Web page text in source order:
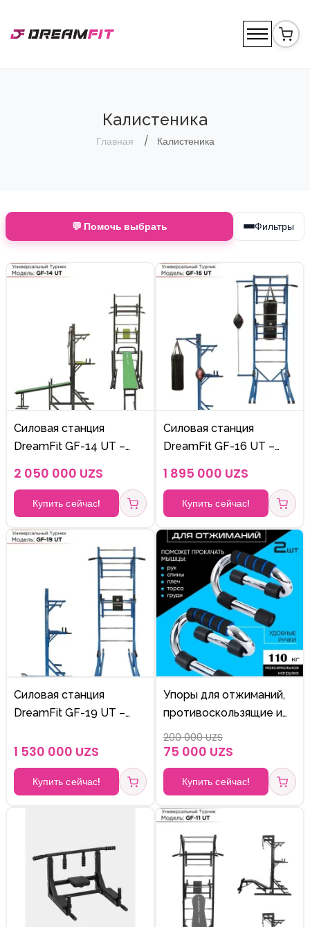
Калистеника
Главная Калистеника
💬 Помочь выбрать Фильтры
Силовая станция
DreamFit GF-14 UT –
шведская стенка и
скамья для дома
2 050 000 UZS
Купить сейчас!
Силовая станция
DreamFit GF-16 UT –
боксерская груша для
дома
1 895 000 UZS
Купить сейчас!
Силовая станция
DreamFit GF-19 UT –
шведская стенка для
дома
1 530 000 UZS
Купить сейчас!
Упоры для отжиманий,
противоскользящие и
прочные, 2 штуки
200 000 UZS
75 000 UZS
Купить сейчас!